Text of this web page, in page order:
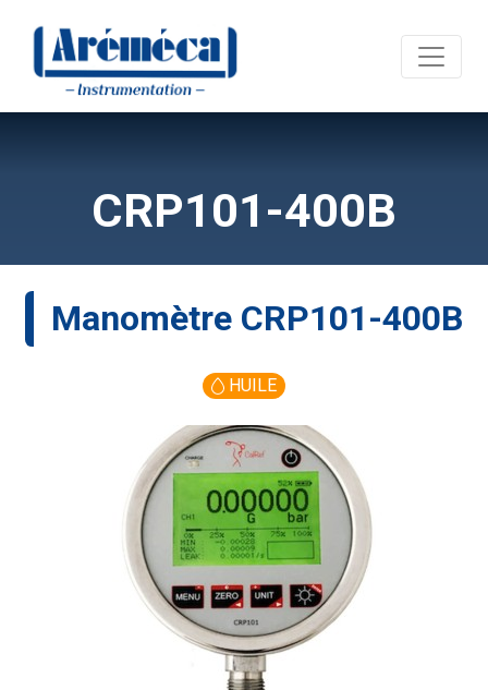
CRP101-400B
manomètre CRP101-400B
HUILE